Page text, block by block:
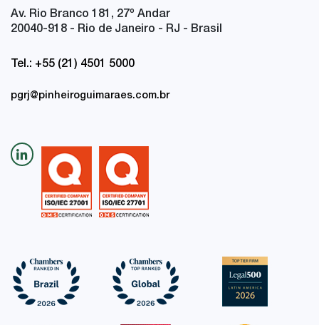
Av. Rio Branco 181, 27º Andar
20040-918 - Rio de Janeiro - RJ - Brasil
Tel.: +55 (21) 4501 5000
pgrj@pinheiroguimaraes.com.br